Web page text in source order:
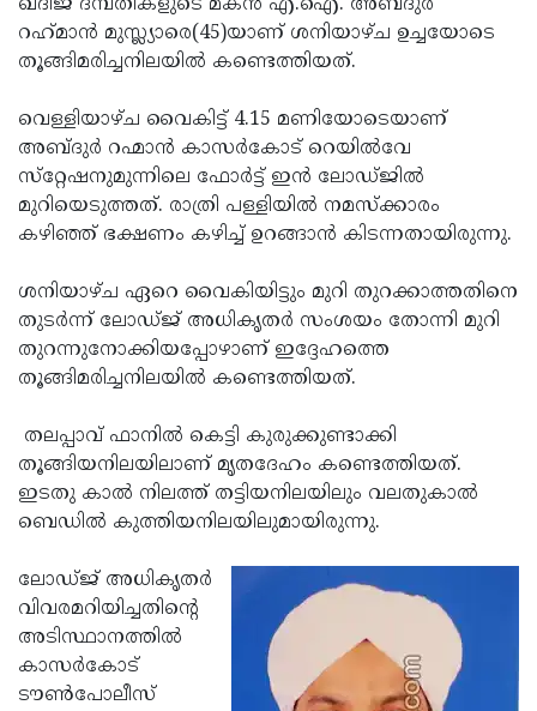
Women's
Day
Anti-
Drug
Campaign
Attukal
Pongala
2025
Holi
2025
IPL
2025
Eid
Al-
Fitr
2025
Waqf
Bill
Controversy
Vishu
Festival
2025
Good
Friday
2025
Easter
2025
Election
Updates
Bihar
Assembly
Kerala
Body
Election
Back
2025
ഖദീജ ദമ്പതികളുടെ മകന്‍ എ.ഐ. അബ്ദുര്‍
റഹ്‌മാന്‍ മുസ്ല്യാരെ(45)യാണ് ശനിയാഴ്ച ഉച്ചയോടെ
തൂങ്ങിമരിച്ചനിലയില്‍ കണ്ടെത്തിയത്.
വെള്ളിയാഴ്ച വൈകിട്ട് 4.15 മണിയോടെയാണ്
അബ്ദുര്‍ റഹ്മാന്‍ കാസര്‍കോട് റെയില്‍വേ
സ്‌റ്റേഷനുമുന്നിലെ ഫോര്‍ട്ട് ഇന്‍ ലോഡ്ജില്‍
മുറിയെടുത്തത്. രാത്രി പള്ളിയില്‍ നമസ്‌ക്കാരം
കഴിഞ്ഞ് ഭക്ഷണം കഴിച്ച് ഉറങ്ങാന്‍ കിടന്നതായിരുന്നു.
ശനിയാഴ്ച ഏറെ വൈകിയിട്ടും മുറി തുറക്കാത്തതിനെ
തുടര്‍ന്ന് ലോഡ്ജ് അധികൃതര്‍ സംശയം തോന്നി മുറി
തുറന്നുനോക്കിയപ്പോഴാണ് ഇദ്ദേഹത്തെ
തൂങ്ങിമരിച്ചനിലയില്‍ കണ്ടെത്തിയത്.
തലപ്പാവ് ഫാനില്‍ കെട്ടി കുരുക്കുണ്ടാക്കി
തൂങ്ങിയനിലയിലാണ് മൃതദേഹം കണ്ടെത്തിയത്.
ഇടതു കാല്‍ നിലത്ത് തട്ടിയനിലയിലും വലതുകാല്‍
ബെഡില്‍ കുത്തിയനിലയിലുമായിരുന്നു.
ലോഡ്ജ് അധികൃതര്‍
വിവരമറിയിച്ചതിന്റെ
അടിസ്ഥാനത്തില്‍
കാസര്‍കോട്
ടൗണ്‍പോലീസ്